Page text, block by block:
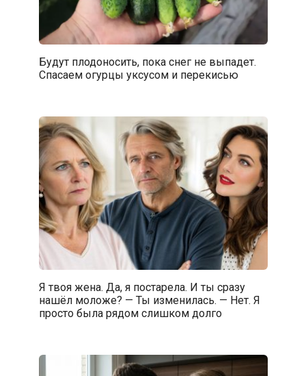
Будут плодоносить, пока снег не выпадет.
Спасаем огурцы уксусом и перекисью
Я твоя жена. Да, я постарела. И ты сразу
нашёл моложе? — Ты изменилась. — Нет. Я
просто была рядом слишком долго